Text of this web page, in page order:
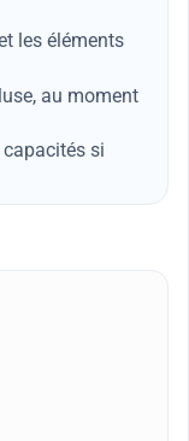
les éléments
au moment
si